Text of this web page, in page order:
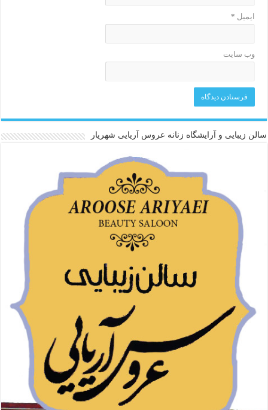
ایمیل *
وب‌ سایت
سالن زیبایی و آرایشگاه زنانه عروس آریایی شهریار